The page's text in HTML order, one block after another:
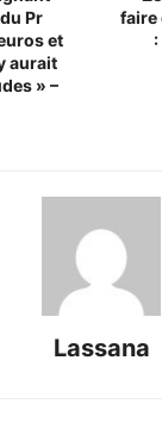
Pr
et
aurait
» –
faire
Lassana